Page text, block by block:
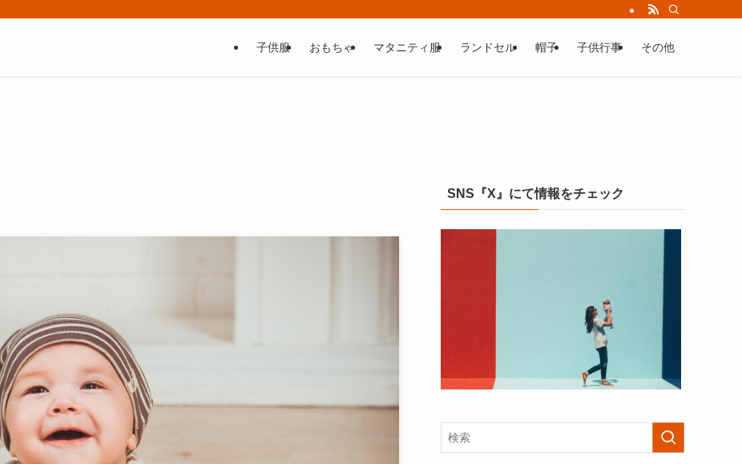
子供服 おもちゃ マタニティ服 ランドセル 帽子 子供行事 その他
SNS『X』にて情報をチェック